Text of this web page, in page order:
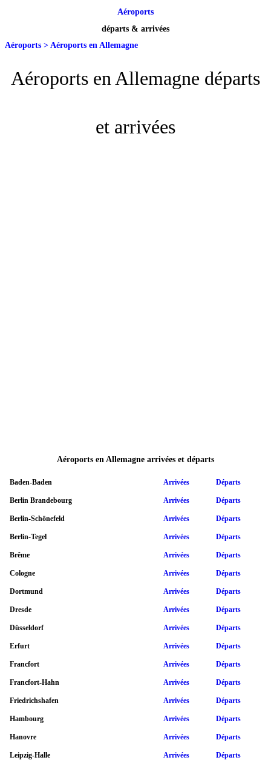
Aéroports
départs & arrivées
Aéroports > Aéroports en Allemagne
Aéroports en Allemagne départs
et arrivées
Aéroports en Allemagne arrivées et départs
Baden-Baden Arrivées Départs
Berlin Brandebourg Arrivées Départs
Berlin-Schönefeld Arrivées Départs
Berlin-Tegel Arrivées Départs
Brême Arrivées Départs
Cologne Arrivées Départs
Dortmund Arrivées Départs
Dresde Arrivées Départs
Düsseldorf Arrivées Départs
Erfurt Arrivées Départs
Francfort Arrivées Départs
Francfort-Hahn Arrivées Départs
Friedrichshafen Arrivées Départs
Hambourg Arrivées Départs
Hanovre Arrivées Départs
Leipzig-Halle Arrivées Départs